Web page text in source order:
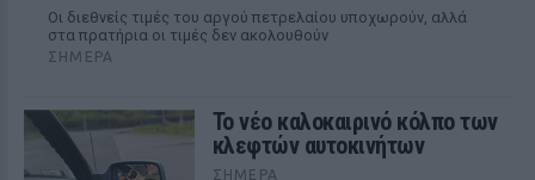
Οι διεθνείς τιμές του αργού πετρελαίου υποχωρούν, αλλά
στα πρατήρια οι τιμές δεν ακολουθούν
ΣΉΜΕΡΑ
Το νέο καλοκαιρινό κόλπο των
κλεφτών αυτοκινήτων
ΣΉΜΕΡΑ